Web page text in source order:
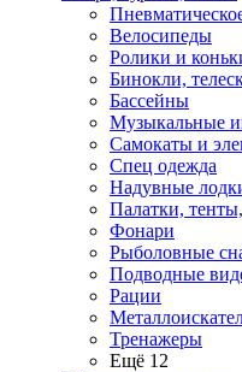
Велосипеды
Ролики и
Бинокли,
Бассейны
Музыкальные
Самокаты и
Спец одежда
Надувные
Палатки,
Фонари
Рыболовные
Подводные
Рации
Тренажеры
Ещё 12